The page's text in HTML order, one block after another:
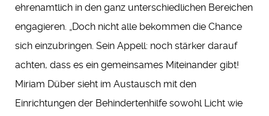
ehrenamtlich in den ganz unterschiedlichen Bereichen
engagieren. „Doch nicht alle bekommen die Chance
sich einzubringen. Sein Appell: noch stärker darauf
achten, dass es ein gemeinsames Miteinander gibt!
Miriam Düber sieht im Austausch mit den
Einrichtungen der Behindertenhilfe sowohl Licht wie